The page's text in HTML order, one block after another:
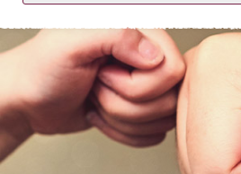
KIRJAUDU SISÄÄN
Etkö ole vielä asiakkaamme?
Luo asiakastili tästä!